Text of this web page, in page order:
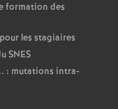
formation des
les stagiaires
SNES
: mutations intra-